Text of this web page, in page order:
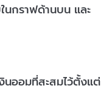
นกราฟด้านบน และ
นออมที่สะสมไว้ตั้งแต่